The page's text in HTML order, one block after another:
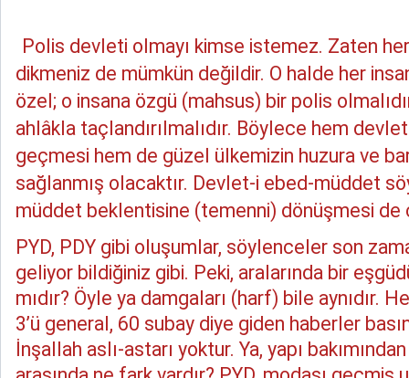
Polis devleti olmayı kimse istemez. Zaten
dikmeniz de mümkün değildir. O halde her
özel; o insana özgü (mahsus) bir polis
ahlâkla taçlandırılmalıdır. Böylece hem
geçmesi hem de güzel ülkemizin huzura ve
sağlanmış olacaktır. Devlet-i ebed-müddet
müddet beklentisine (temenni) dönüşmesi de
PYD, PDY gibi oluşumlar, söylenceler son
geliyor bildiğiniz gibi. Peki, aralarında bir
mıdır? Öyle ya damgaları (harf) bile aynıdır.
3’ü general, 60 subay diye giden haberler
İnşallah aslı-astarı yoktur. Ya, yapı